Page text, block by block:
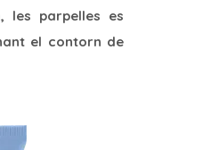
les parpelles es
el contorn de